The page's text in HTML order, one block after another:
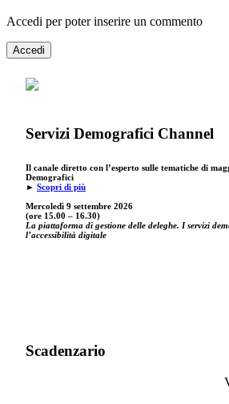
Accedi per poter inserire un commento
Accedi
Servizi Demografici Channel
Il canale diretto con l’esperto sulle tematiche di
Demografici
► Scopri di più
Mercoledì 9 settembre 2026
(ore 15.00 – 16.30)
La piattaforma di gestione delle deleghe. I servizi
l’accessibilità digitale
Scadenzario